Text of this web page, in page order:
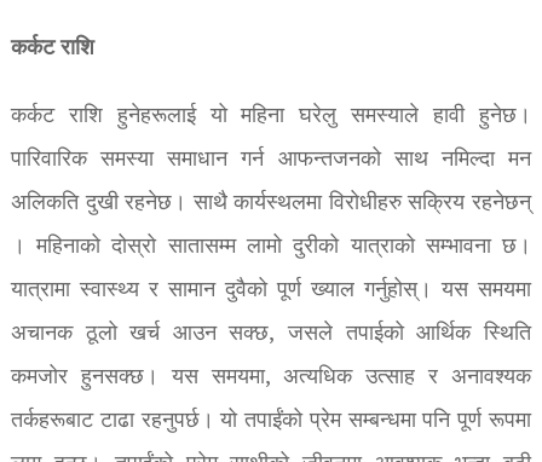
कर्कट राशि
कर्कट राशि हुनेहरूलाई यो महिना घरेलु समस्याले हावी हुनेछ।
पारिवारिक समस्या समाधान गर्न आफन्तजनको साथ नमिल्दा मन
अलिकति दुखी रहनेछ। साथै कार्यस्थलमा विरोधीहरु सक्रिय रहनेछन्
। महिनाको दोस्रो सातासम्म लामो दुरीको यात्राको सम्भावना छ।
यात्रामा स्वास्थ्य र सामान दुवैको पूर्ण ख्याल गर्नुहोस्। यस समयमा
अचानक ठूलो खर्च आउन सक्छ, जसले तपाईको आर्थिक स्थिति
कमजोर हुनसक्छ। यस समयमा, अत्यधिक उत्साह र अनावश्यक
तर्कहरूबाट टाढा रहनुपर्छ। यो तपाईंको प्रेम सम्बन्धमा पनि पूर्ण रूपमा